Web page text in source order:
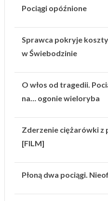
Pociągi opóźnione
Sprawca pokryje
w Świebodzinie
O włos od tragedii.
na… ogonie wieloryba
Zderzenie ciężarówki z
[FILM]
Płoną dwa pociągi.